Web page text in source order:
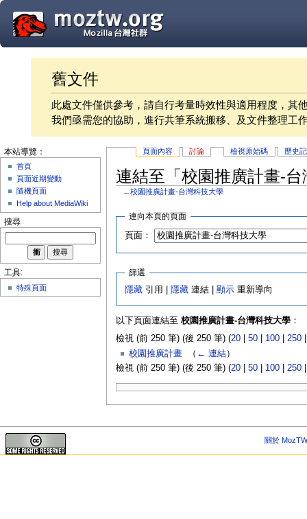
舊文件
此處文件僅供參考，請自行考量時效性與適用程度，其
我們亟需您的協助，進行共筆系統搬移、及文件整理工
頁面內容 討論 檢視原始碼 歷史
連結至「校園推廣計畫-
←校園推廣計畫-台灣科技大學
連向本頁的頁面
頁面：
篩選
隱藏 引用 | 隱藏 連結 |顯示 重新導向
以下頁面連結至 校園推廣計畫-台灣科技大學：
檢視 (前 250 筆) (後 250 筆) (20| 50| 100| 250
校園推廣計畫‎ （ ← 連結）
檢視 (前 250 筆) (後 250 筆) (20| 50| 100| 250
本站導覽：
首頁
頁面近期變動
隨機頁面
Help about MediaWiki
搜尋
工具:
特殊頁面
關於